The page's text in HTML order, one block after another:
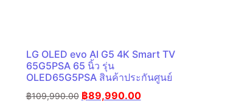
LG OLED evo AI G5 4K Smart TV
65G5PSA 65 นิ้ว รุ่น
OLED65G5PSA สินค้าประกันศูนย์
฿109,990.00 ฿89,990.00